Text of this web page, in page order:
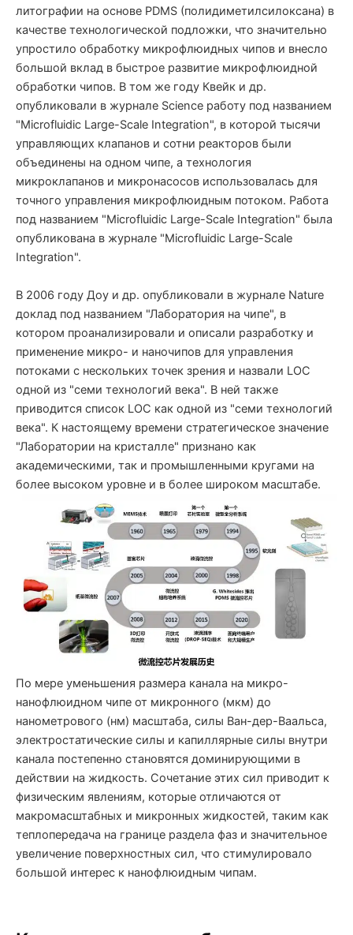
литографии на основе PDMS (полидиметилсилоксана) в
качестве технологической подложки, что значительно
упростило обработку микрофлюидных чипов и внесло
большой вклад в быстрое развитие микрофлюидной
обработки чипов. В том же году Квейк и др.
опубликовали в журнале Science работу под названием
"Microfluidic Large-Scale Integration", в которой тысячи
управляющих клапанов и сотни реакторов были
объединены на одном чипе, а технология
микроклапанов и микронасосов использовалась для
точного управления микрофлюидным потоком. Работа
под названием "Microfluidic Large-Scale Integration" была
опубликована в журнале "Microfluidic Large-Scale
Integration".
В 2006 году Доу и др. опубликовали в журнале Nature
доклад под названием "Лаборатория на чипе", в
котором проанализировали и описали разработку и
применение микро- и наночипов для управления
потоками с нескольких точек зрения и назвали LOC
одной из "семи технологий века". В ней также
приводится список LOC как одной из "семи технологий
века". К настоящему времени стратегическое значение
"Лаборатории на кристалле" признано как
академическими, так и промышленными кругами на
более высоком уровне и в более широком масштабе.
По мере уменьшения размера канала на микро-
нанофлюидном чипе от микронного (мкм) до
нанометрового (нм) масштаба, силы Ван-дер-Ваальса,
электростатические силы и капиллярные силы внутри
канала постепенно становятся доминирующими в
действии на жидкость. Сочетание этих сил приводит к
физическим явлениям, которые отличаются от
макромасштабных и микронных жидкостей, таким как
теплопередача на границе раздела фаз и значительное
увеличение поверхностных сил, что стимулировало
большой интерес к нанофлюидным чипам.